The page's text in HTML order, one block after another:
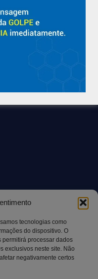
tecnologias como
do dispositivo. O
processar dados
exclusivos neste site. Não
negativamente certos